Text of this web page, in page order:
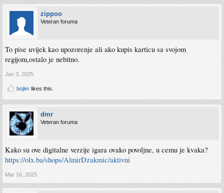
zippoo
Veteran foruma
To pise uvijek kao upozorenje ali ako kupis karticu sa svojom
regijom,ostalo je nebitno.
Jan 3, 2025
bojler likes this.
dmr
Veteran foruma
Kako su ove digitalne verzije igara ovako povoljne, u cemu je kvaka?
https://olx.ba/shops/AlmirDzakmic/aktivni
Mar 16, 2025